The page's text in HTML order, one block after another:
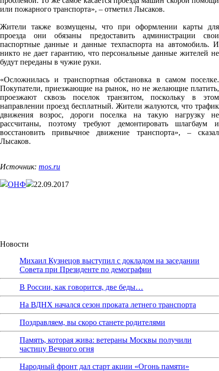
или пожарного транспорта», – отметил Лысаков.
Жители также возмущены, что при оформлении карты для
проезда они обязаны предоставить администрации свои
паспортные данные и данные техпаспорта на автомобиль. И
никто не дает гарантию, что персональные данные жителей не
будут переданы в чужие руки.
«Осложнилась и транспортная обстановка в самом поселке.
Покупатели, приезжающие на рынок, но не желающие платить,
проезжают сквозь поселок транзитом, поскольку в этом
направлении проезд бесплатный. Жители жалуются, что трафик
движения возрос, дороги поселка на такую нагрузку не
рассчитаны, поэтому требуют демонтировать шлагбаум и
восстановить привычное движение транспорта», – сказал
Лысаков.
Источник: mos.ru
ОНФ 22.09.2017
Новости
Михаил Кузнецов выступил с докладом на заседании
Совета при Президенте по демографии
В России, как говорится, две беды…
На ВДНХ начался сезон проката летнего транспорта
Поздравляем, вы скоро станете родителями
Память, которая жива: ветераны Москвы получили
частицу Вечного огня
Народный фронт дал старт акции «Огонь памяти»